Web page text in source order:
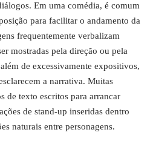
Em uma comédia, é comum
para facilitar o andamento da
frequentemente verbalizam
mostradas pela direção ou pela
de excessivamente expositivos,
a narrativa. Muitas
de texto escritos para arrancar
de stand-up inseridas dentro
naturais entre personagens.